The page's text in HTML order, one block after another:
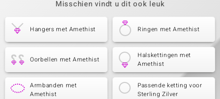
Misschien vindt u dit ook leuk
Hangers met Amethist Ringen met Amethist
Oorbellen met Amethist
Halskettingen met
Amethist
Armbanden met
Amethist
Passende ketting voor
Sterling Zilver